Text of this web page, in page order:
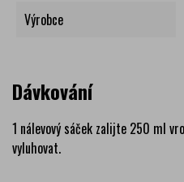
Výrobce
Dávkování
1 nálevový sáček zalijte 250 ml
vyluhovat.